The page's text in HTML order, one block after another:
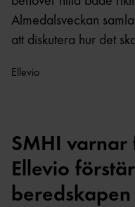
Almedalsveckan
att diskutera hur det
Ellevio
SMHI
Ellevio
beredskapen